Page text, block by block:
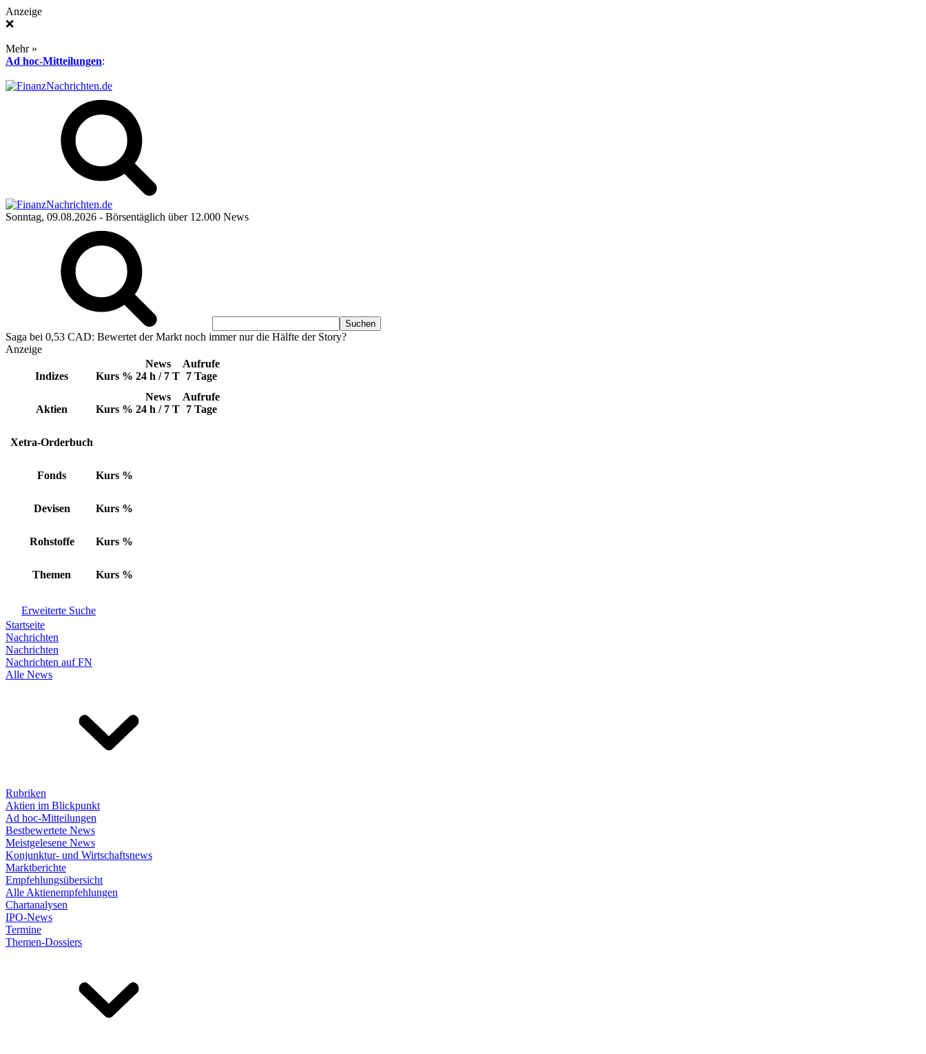
Anzeige
❌
Mehr »
Ad hoc-Mitteilungen:
Sonntag, 09.08.2026 - Börsentäglich über 12.000 News
Saga bei 0,53 CAD: Bewertet der Markt noch immer nur die Hälfte der Story?
Anzeige
Indizes Kurs %
News
24 h / 7 T
Aufrufe
7 Tage
Aktien Kurs %
News
24 h / 7 T
Aufrufe
7 Tage
Xetra-Orderbuch
Fonds Kurs %
Devisen Kurs %
Rohstoffe Kurs %
Themen Kurs %
Erweiterte Suche
Startseite
Nachrichten
Nachrichten
Nachrichten auf FN
Alle News
Rubriken
Aktien im Blickpunkt
Ad hoc-Mitteilungen
Bestbewertete News
Meistgelesene News
Konjunktur- und Wirtschaftsnews
Marktberichte
Empfehlungsübersicht
Alle Aktienempfehlungen
Chartanalysen
IPO-News
Termine
Themen-Dossiers